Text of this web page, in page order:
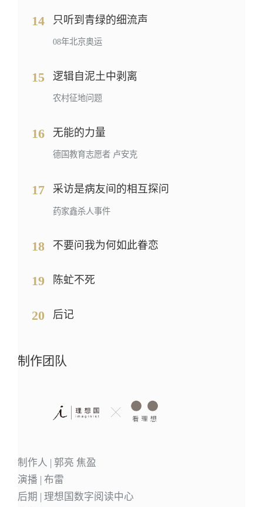
14 只听到青绿的细流声
08年北京奥运
15 逻辑自泥土中剥离
农村征地问题
16 无能的力量
德国教育志愿者 卢安克
17 采访是病友间的相互探问
药家鑫杀人事件
18 不要问我为何如此眷恋
19 陈虻不死
20 后记
制作团队
制作人 | 郭亮 焦盈
演播 | 布雷
后期 | 理想国数字阅读中心